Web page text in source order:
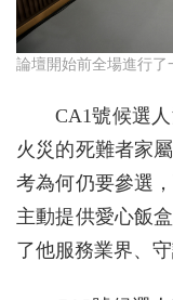
論壇開始前全場進行了
CA1號候選
火災的死難者家
考為何仍要參選
主動提供愛心飯
了他服務業界、